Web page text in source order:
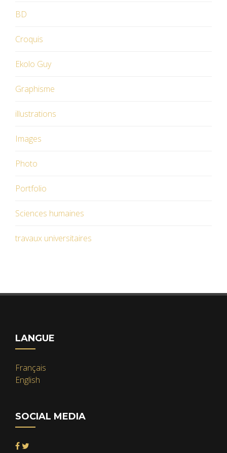
BD
Croquis
Ekolo Guy
Graphisme
illustrations
Images
Photo
Portfolio
Sciences humaines
travaux universitaires
LANGUE
Français
English
SOCIAL MEDIA